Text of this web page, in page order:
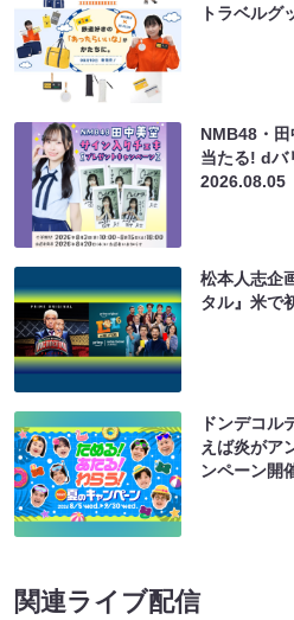
トラベルグ
NMB48・
当たる! dバ
2026.08.05
松本人志企
タル』米で
ドンデコル
えば炎がア
ンペーン開
関連ライブ配信